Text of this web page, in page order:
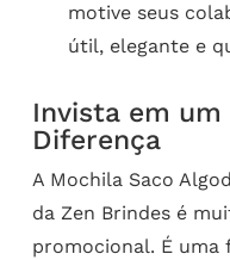
motive seus
útil, elegante e
Invista em um
Diferença
A Mochila Saco
da Zen Brindes é
promocional. É